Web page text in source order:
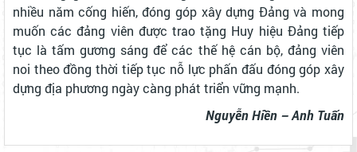
nhiều năm cống hiến, đóng góp xây dựng Đảng và mong
muốn các đảng viên được trao tặng Huy hiệu Đảng tiếp
tục là tấm gương sáng để các thế hệ cán bộ, đảng viên
noi theo đồng thời tiếp tục nỗ lực phấn đấu đóng góp xây
dựng địa phương ngày càng phát triển vững mạnh.
Nguyễn Hiền – Anh Tuấn